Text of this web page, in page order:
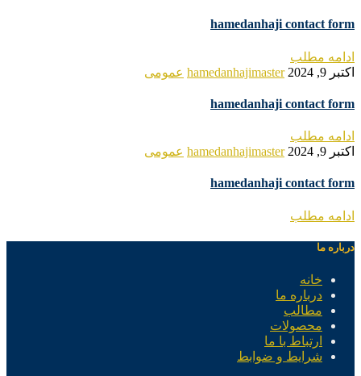
hamedanhaji contact form
ادامه مطلب
اکتبر 9, 2024
hamedanhajimaster عمومی
hamedanhaji contact form
ادامه مطلب
اکتبر 9, 2024
hamedanhajimaster عمومی
hamedanhaji contact form
ادامه مطلب
درباره ما
خانه
درباره ما
مطالب
محصولات
ارتباط با ما
شرایط و ضوابط